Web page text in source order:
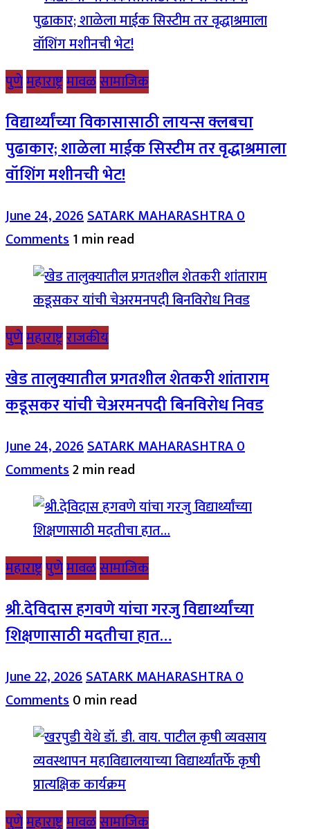
पुणेमहाराष्ट्रमावळसामाजिक
विद्यार्थ्यांच्या विकासासाठी लायन्स क्लबचा
पुढाकार; शाळेला माईक सिस्टीम तर वृद्धाश्रमाला
वॉशिंग मशीनची भेट!
June 24, 2026SATARK MAHARASHTRA0
Comments1 min read
पुणेमहाराष्ट्रराजकीय
खेड तालुक्यातील प्रगतशील शेतकरी शांताराम
कडूसकर यांची चेअरमनपदी बिनविरोध निवड
June 24, 2026SATARK MAHARASHTRA0
Comments2 min read
महाराष्ट्रपुणेमावळसामाजिक
श्री.देविदास हगवणे यांचा गरजु विद्यार्थ्यांच्या
शिक्षणासाठी मदतीचा हात…
June 22, 2026SATARK MAHARASHTRA0
Comments0 min read
पुणेमहाराष्ट्रमावळसामाजिक